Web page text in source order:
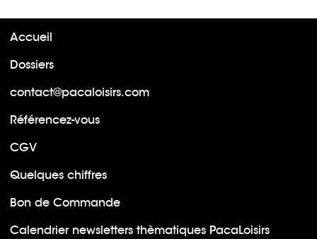
Accueil
Dossiers
contact@pacaloisirs.com
Référencez-vous
CGV
Quelques chiffres
Bon de Commande
Calendrier newsletters thèmatiques PacaLoisirs